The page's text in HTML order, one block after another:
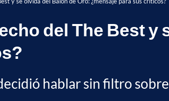
del The Best y
hablar sin filtro